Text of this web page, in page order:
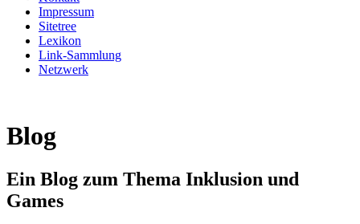
Impressum
Sitetree
Lexikon
Link-Sammlung
Netzwerk
Blog
Ein Blog zum Thema Inklusion und
Games